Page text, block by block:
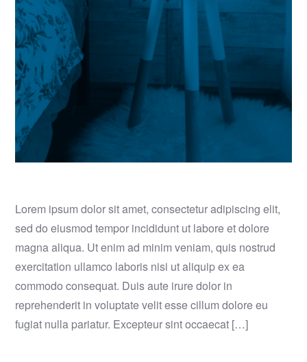
Lorem ipsum dolor sit amet, consectetur adipiscing elit,
sed do eiusmod tempor incididunt ut labore et dolore
magna aliqua. Ut enim ad minim veniam, quis nostrud
exercitation ullamco laboris nisi ut aliquip ex ea
commodo consequat. Duis aute irure dolor in
reprehenderit in voluptate velit esse cillum dolore eu
fugiat nulla pariatur. Excepteur sint occaecat […]